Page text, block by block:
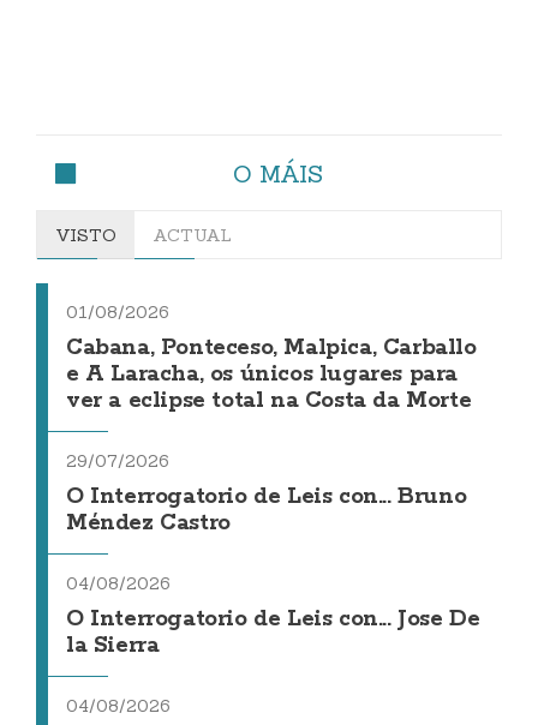
O MÁIS
VISTO ACTUAL
01/08/2026
Cabana, Ponteceso, Malpica, Carballo
e A Laracha, os únicos lugares para
ver a eclipse total na Costa da Morte
29/07/2026
O Interrogatorio de Leis con... Bruno
Méndez Castro
04/08/2026
O Interrogatorio de Leis con... Jose De
la Sierra
04/08/2026